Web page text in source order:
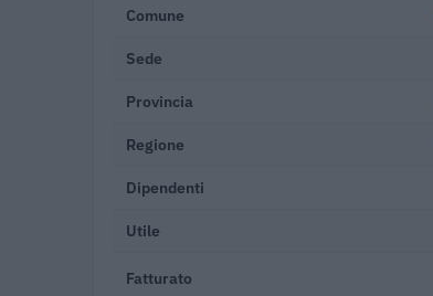
Comune
Sede
Provincia
Regione
Dipendenti
Utile
Fatturato